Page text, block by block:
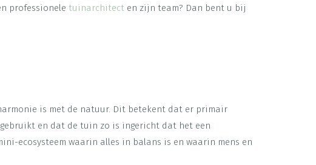
professionele tuinarchitect en zijn team? Dan bent u bij
is met de natuur. Dit betekent dat er primair
en dat de tuin zo is ingericht dat het een
ecosysteem waarin alles in balans is en waarin mens en